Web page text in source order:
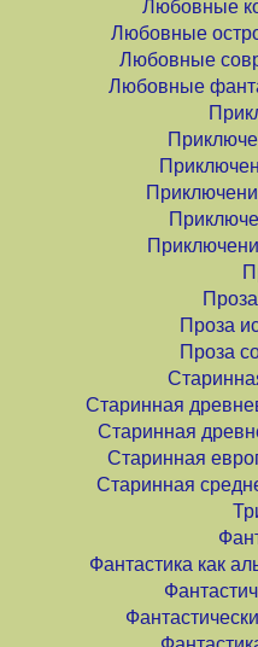
Любовные
Любовные
Любовные
Любовные
Проза
Проза
Старинная
Старинная
Старинная
Старинная
Фантастика как